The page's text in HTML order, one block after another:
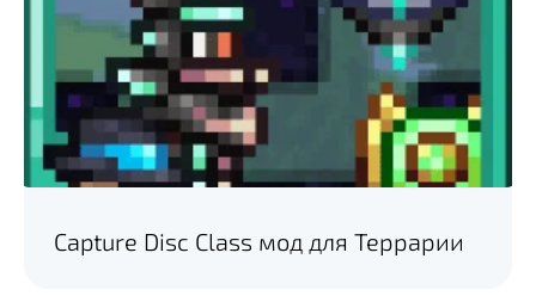
Capture Disc Class мод для Террарии